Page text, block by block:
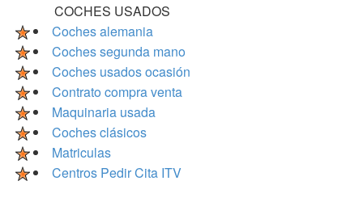
COCHES USADOS
Coches alemania
Coches segunda mano
Coches usados ocasión
Contrato compra venta
Maquinaria usada
Coches clásicos
Matriculas
Centros Pedir Cita ITV